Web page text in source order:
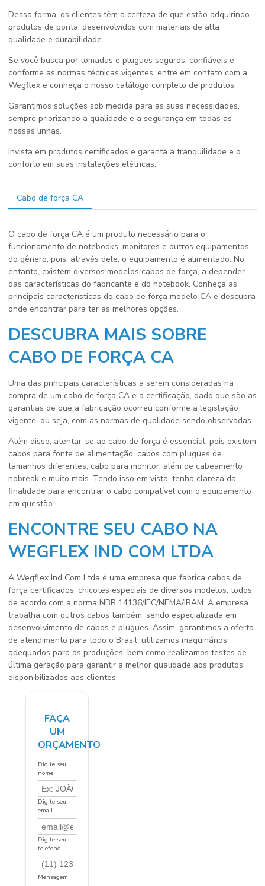
Dessa forma, os clientes têm a certeza de que estão adquirindo
produtos de ponta, desenvolvidos com materiais de alta
qualidade e durabilidade.
Se você busca por tomadas e plugues seguros, confiáveis e
conforme as normas técnicas vigentes, entre em contato com a
Wegflex e conheça o nosso catálogo completo de produtos.
Garantimos soluções sob medida para as suas necessidades,
sempre priorizando a qualidade e a segurança em todas as
nossas linhas.
Invista em produtos certificados e garanta a tranquilidade e o
conforto em suas instalações elétricas.
Cabo de força CA
O cabo de força CA é um produto necessário para o
funcionamento de notebooks, monitores e outros equipamentos
do gênero, pois, através dele, o equipamento é alimentado. No
entanto, existem diversos modelos cabos de força, a depender
das características do fabricante e do notebook. Conheça as
principais características do cabo de força modelo CA e descubra
onde encontrar para ter as melhores opções.
DESCUBRA MAIS SOBRE
CABO DE FORÇA CA
Uma das principais características a serem consideradas na
compra de um cabo de força CA e a certificação, dado que são as
garantias de que a fabricação ocorreu conforme a legislação
vigente, ou seja, com as normas de qualidade sendo observadas.
Além disso, atentar-se ao cabo de força é essencial, pois existem
cabos para fonte de alimentação, cabos com plugues de
tamanhos diferentes, cabo para monitor, além de cabeamento
nobreak e muito mais. Tendo isso em vista, tenha clareza da
finalidade para encontrar o cabo compatível com o equipamento
em questão.
ENCONTRE SEU CABO NA
WEGFLEX IND COM LTDA
A Wegflex Ind Com Ltda é uma empresa que fabrica cabos de
força certificados, chicotes especiais de diversos modelos, todos
de acordo com a norma NBR 14136/IEC/NEMA/IRAM. A empresa
trabalha com outros cabos também, sendo especializada em
desenvolvimento de cabos e plugues. Assim, garantimos a oferta
de atendimento para todo o Brasil, utilizamos maquinários
adequados para as produções, bem como realizamos testes de
última geração para garantir a melhor qualidade aos produtos
disponibilizados aos clientes.
FAÇA
UM
ORÇAMENTO
Digite seu
nome
Digite seu
email
Digite seu
telefone
Mensagem